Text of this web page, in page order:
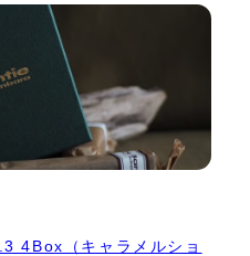
4Box（キャラメルショ